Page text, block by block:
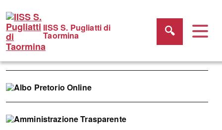
IISS S. Pugliatti di
Taormina
Albo
Online
Amministrazione